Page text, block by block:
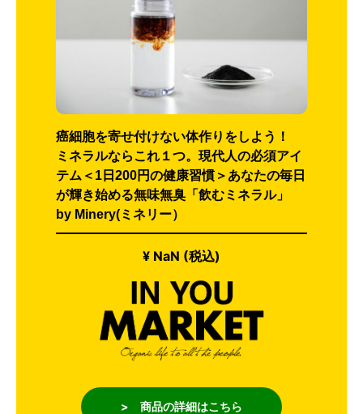
癌細胞を寄せ付けない体作りをしよう！
ミネラルならこれ１つ。現代人の必須アイ
テム＜1日200円の健康習慣＞あなたの毎日
が輝き始める無味無臭「飲むミネラル」
by Minery(ミネリー）
¥ NaN (税込)
> 商品の詳細はこちら